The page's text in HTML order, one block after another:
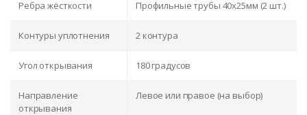
Ребра жёсткости Профильные трубы 40х25мм (2 шт.)
Контуры уплотнения 2 контура
Угол открывания 180 градусов
Направление
открывания
Левое или правое (на выбор)